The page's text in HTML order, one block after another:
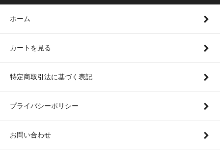
ホーム
カートを見る
特定商取引法に基づく表記
プライバシーポリシー
お問い合わせ